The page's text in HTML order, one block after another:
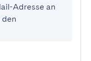
Adresse an
den